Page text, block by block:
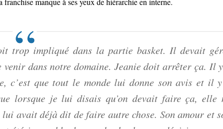
trop impliqué dans la partie basket. Il devait
venir dans notre domaine. Jeanie doit arrêter ça. Il
c’est que tout le monde lui donne son avis et il
lorsque je lui disais qu’on devait faire ça, elle
avait déjà dit de faire autre chose. Son amour et